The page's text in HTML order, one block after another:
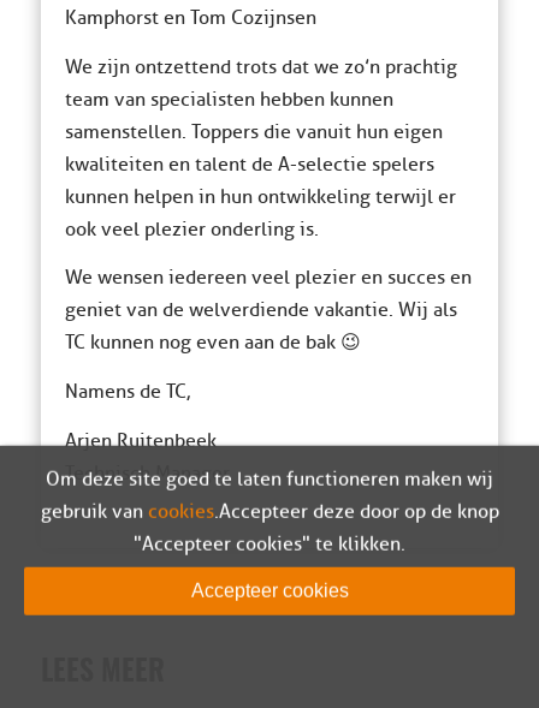
Kamphorst en Tom Cozijnsen
We zijn ontzettend trots dat we zo’n prachtig
team van specialisten hebben kunnen
samenstellen. Toppers die vanuit hun eigen
kwaliteiten en talent de A-selectie spelers
kunnen helpen in hun ontwikkeling terwijl er
ook veel plezier onderling is.
We wensen iedereen veel plezier en succes en
geniet van de welverdiende vakantie. Wij als
TC kunnen nog even aan de bak 😉
Namens de TC,
Arjen Ruitenbeek
Technisch Manager
Om deze site goed te laten functioneren maken wij
gebruik van cookies. Accepteer deze door op de knop
"Accepteer cookies" te klikken.
Accepteer cookies